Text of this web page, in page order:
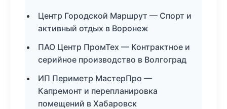
Центр Городской Маршрут — Спорт и
активный отдых в Воронеж
ПАО Центр ПромТех — Контрактное и
серийное производство в Волгоград
ИП Периметр МастерПро —
Капремонт и перепланировка
помещений в Хабаровск